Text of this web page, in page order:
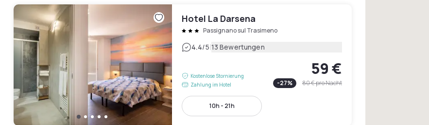
Hotel La Darsena
Passignano sul Trasimeno
4.4/5|13 Bewertungen
Kostenlose Stornierung
Zahlung im Hotel
59 €
-27% 80 €pro Nacht
10h - 21h